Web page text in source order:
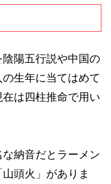
陽五行説や中国の
生年に当てはめて
は四柱推命で用い
納音だとラーメン
頭火」がありま